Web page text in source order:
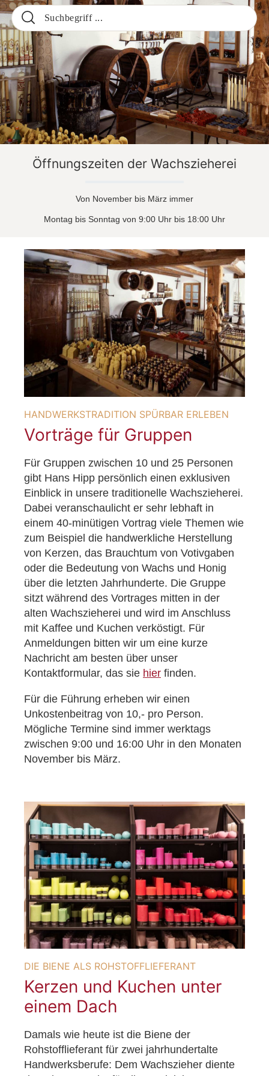
Öffnungszeiten der Wachszieherei
Von November bis März immer
Montag bis Sonntag von 9:00 Uhr bis 18:00 Uhr
HANDWERKSTRADITION SPÜRBAR ERLEBEN
Vorträge für Gruppen
Für Gruppen zwischen 10 und 25 Personen
gibt Hans Hipp persönlich einen exklusiven
Einblick in unsere traditionelle Wachszieherei.
Dabei veranschaulicht er sehr lebhaft in
einem 40-minütigen Vortrag viele Themen wie
zum Beispiel die handwerkliche Herstellung
von Kerzen, das Brauchtum von Votivgaben
oder die Bedeutung von Wachs und Honig
über die letzten Jahrhunderte. Die Gruppe
sitzt während des Vortrages mitten in der
alten Wachszieherei und wird im Anschluss
mit Kaffee und Kuchen verköstigt. Für
Anmeldungen bitten wir um eine kurze
Nachricht am besten über unser
Kontaktformular, das sie hier finden.
Für die Führung erheben wir einen
Unkostenbeitrag von 10,- pro Person.
Mögliche Termine sind immer werktags
zwischen 9:00 und 16:00 Uhr in den Monaten
November bis März.
DIE BIENE ALS ROHSTOFFLIEFERANT
Kerzen und Kuchen unter
einem Dach
Damals wie heute ist die Biene der
Rohstofflieferant für zwei jahrhundertalte
Handwerksberufe: Dem Wachszieher diente